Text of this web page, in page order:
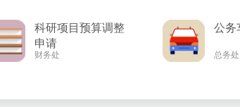
科研项目预算调整
申请
财务处
公务
总务处